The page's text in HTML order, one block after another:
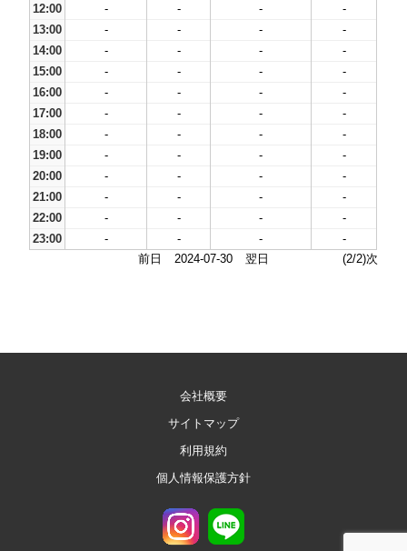
12:00
- - -
-
13:00
- - -
-
14:00
- - -
-
15:00
- - -
-
16:00
- - -
-
17:00
- - -
-
18:00
- - -
-
19:00
- - -
-
20:00
- - -
-
21:00
- - -
-
22:00
- - -
-
23:00
- - -
-
前日
2024-07-30 翌日 (2/2)次
会社概要
サイトマップ
利用規約
個人情報保護方針